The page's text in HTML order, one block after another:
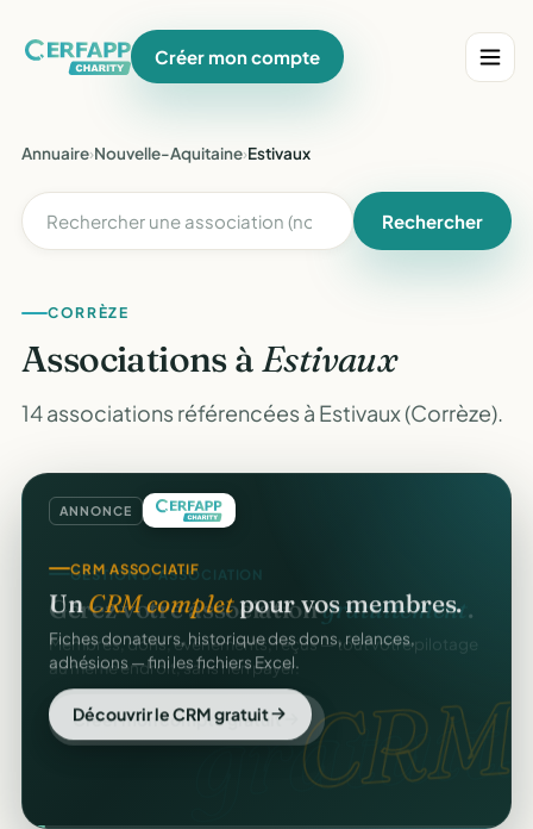
Créer mon compte
Annuaire›Nouvelle-Aquitaine›Estivaux
Rechercher
CORRÈZE
Associations àEstivaux
14 associations référencées à Estivaux (Corrèze).
ANNONCE
gratuit.
GESTION D'ASSOCIATION
Gérez votre associationgratuitement .
Membres, dons, événements, reçus — tout votre pilotage
au même endroit, sans rien payer.
Créer mon compte gratuit
CRM ASSOCIATIF
UnCRM completpour vos membres.
Fiches donateurs, historique des dons, relances,
adhésions — fini les fichiers Excel.
Découvrir le CRM gratuit